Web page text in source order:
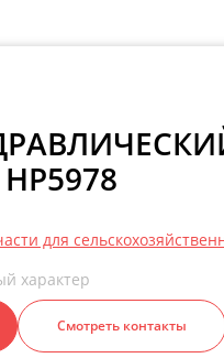
для
характер
Смотреть контакты